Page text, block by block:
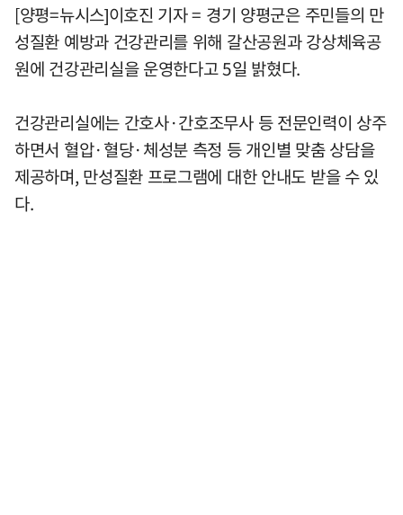
[양평=뉴시스]이호진 기자 = 경기 양평군은 주민들의 만
성질환 예방과 건강관리를 위해 갈산공원과 강상체육공
원에 건강관리실을 운영한다고 5일 밝혔다.
건강관리실에는 간호사·간호조무사 등 전문인력이 상주
하면서 혈압·혈당·체성분 측정 등 개인별 맞춤 상담을
제공하며, 만성질환 프로그램에 대한 안내도 받을 수 있
다.